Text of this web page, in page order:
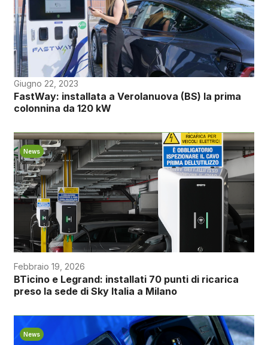
Giugno 22, 2023
FastWay: installata a Verolanuova (BS) la prima
colonnina da 120 kW
News
Febbraio 19, 2026
BTicino e Legrand: installati 70 punti di ricarica
preso la sede di Sky Italia a Milano
News